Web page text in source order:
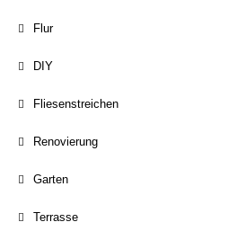
Flur
DIY
Fliesenstreichen
Renovierung
Garten
Terrasse